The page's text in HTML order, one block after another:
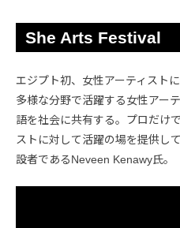
She Arts Festival
エジプト初、女性アーティスト
多様な分野で活躍する女性アー
語を社会に共有する。プロだけ
ストに対して活躍の場を提供し
設者であるNeveen Kenawy氏。